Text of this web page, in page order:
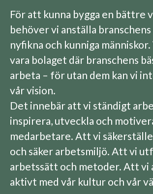
För att kunna bygga en bättre
behöver vi anställa
nyfikna och kunniga
vara bolaget där branschens
arbeta – för utan dem kan vi
vår vision.
Det innebär att vi ständigt
inspirera, utveckla och
medarbetare. Att vi
och säker arbetsmiljö. Att vi
arbetssätt och metoder. Att vi
aktivt med vår kultur och vår